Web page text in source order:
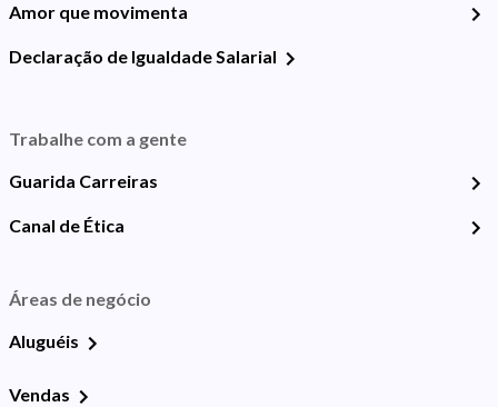
Amor que movimenta
Declaração de Igualdade Salarial
Trabalhe com a gente
Guarida Carreiras
Canal de Ética
Áreas de negócio
Aluguéis
Vendas